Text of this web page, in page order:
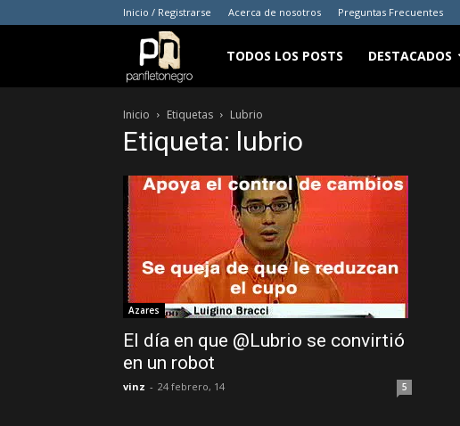
Inicio / Registrarse Acerca de nosotros Preguntas Frecuentes
panfletonegro
TODOS LOS POSTS DESTACADOS
Inicio Etiquetas Lubrio
Etiqueta: lubrio
Azares
El día en que @Lubrio se convirtió
en un robot
vinz - 24 febrero, 14 5